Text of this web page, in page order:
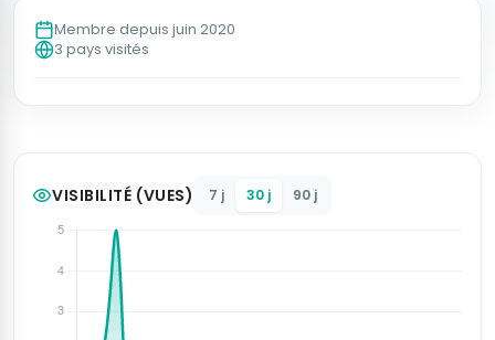
Membre depuis juin 2020
3 pays visités
VISIBILITÉ (VUES) 7 j 30 j 90 j